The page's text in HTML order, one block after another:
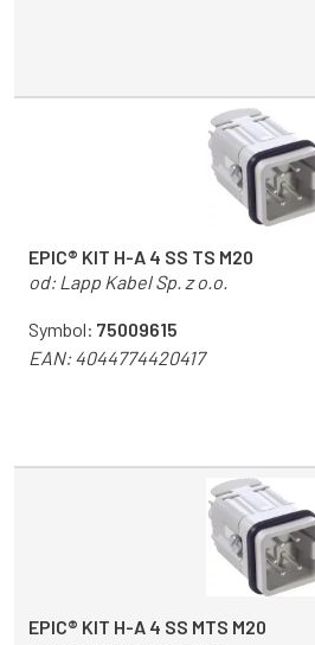
EPIC® KIT H-A 4 SS TS M20
od: Lapp Kabel Sp. z o.o.
Symbol: 75009615
EAN:4044774420417
EPIC® KIT H-A 4 SS MTS M20